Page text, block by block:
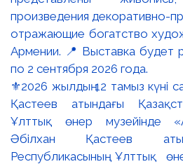
⚜️2026 жылдың 12 тамыз күні
Қастеев атындағы
Ұлттық өнер музейінде
Әбілхан Қастеев
Республикасының Ұлттық